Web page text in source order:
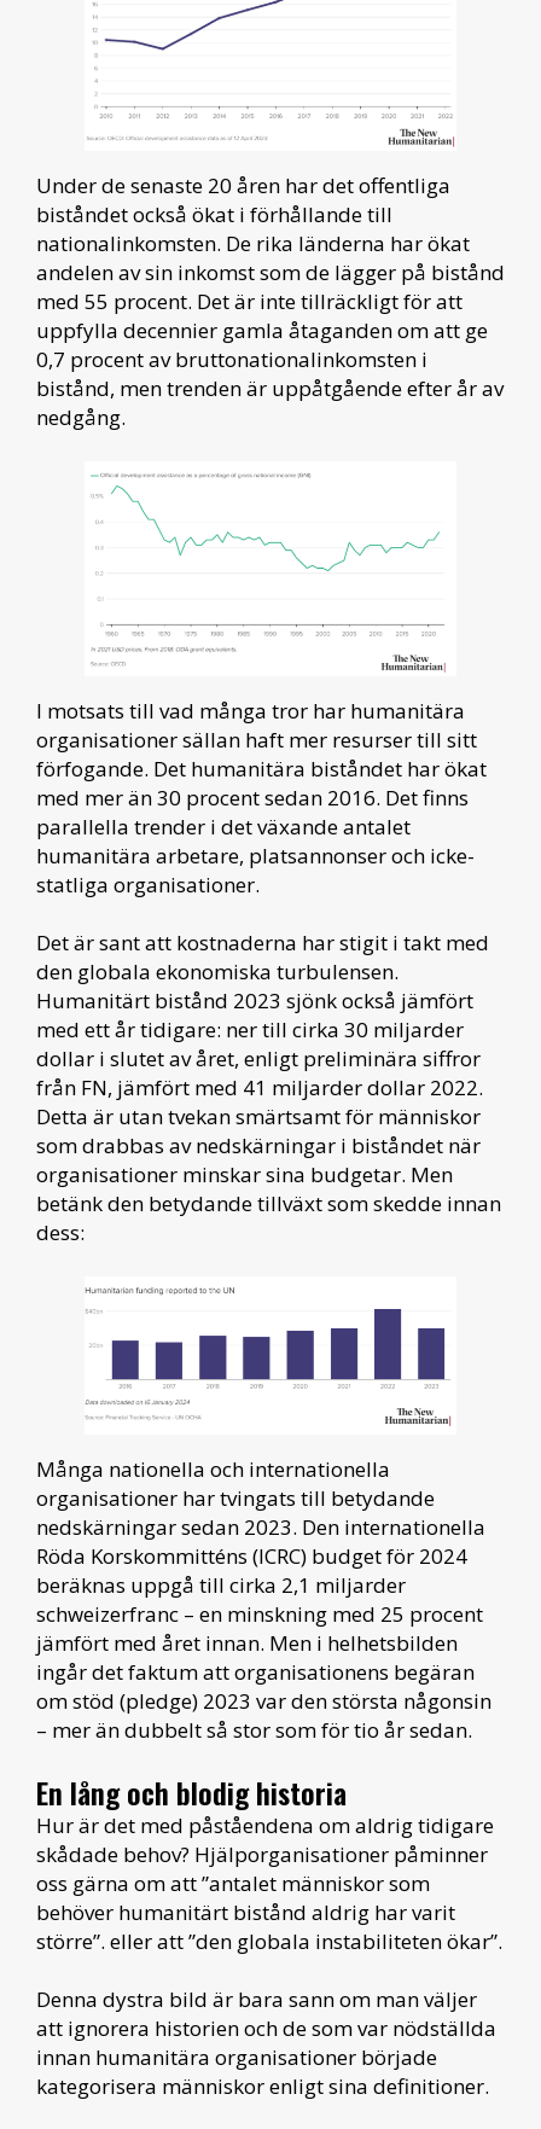
Under de senaste 20 åren har det offentliga
biståndet också ökat i förhållande till
nationalinkomsten. De rika länderna har ökat
andelen av sin inkomst som de lägger på bistånd
med 55 procent. Det är inte tillräckligt för att
uppfylla decennier gamla åtaganden om att ge
0,7 procent av bruttonationalinkomsten i
bistånd, men trenden är uppåtgående efter år av
nedgång.
I motsats till vad många tror har humanitära
organisationer sällan haft mer resurser till sitt
förfogande. Det humanitära biståndet har ökat
med mer än 30 procent sedan 2016. Det finns
parallella trender i det växande antalet
humanitära arbetare, platsannonser och icke-
statliga organisationer.
Det är sant att kostnaderna har stigit i takt med
den globala ekonomiska turbulensen.
Humanitärt bistånd 2023 sjönk också jämfört
med ett år tidigare: ner till cirka 30 miljarder
dollar i slutet av året, enligt preliminära siffror
från FN, jämfört med 41 miljarder dollar 2022.
Detta är utan tvekan smärtsamt för människor
som drabbas av nedskärningar i biståndet när
organisationer minskar sina budgetar. Men
betänk den betydande tillväxt som skedde innan
dess:
Många nationella och internationella
organisationer har tvingats till betydande
nedskärningar sedan 2023. Den internationella
Röda Korskommitténs (ICRC) budget för 2024
beräknas uppgå till cirka 2,1 miljarder
schweizerfranc – en minskning med 25 procent
jämfört med året innan. Men i helhetsbilden
ingår det faktum att organisationens begäran
om stöd (pledge) 2023 var den största någonsin
– mer än dubbelt så stor som för tio år sedan.
En lång och blodig historia
Hur är det med påståendena om aldrig tidigare
skådade behov? Hjälporganisationer påminner
oss gärna om att ”antalet människor som
behöver humanitärt bistånd aldrig har varit
större”. eller att ”den globala instabiliteten ökar”.
Denna dystra bild är bara sann om man väljer
att ignorera historien och de som var nödställda
innan humanitära organisationer började
kategorisera människor enligt sina definitioner.